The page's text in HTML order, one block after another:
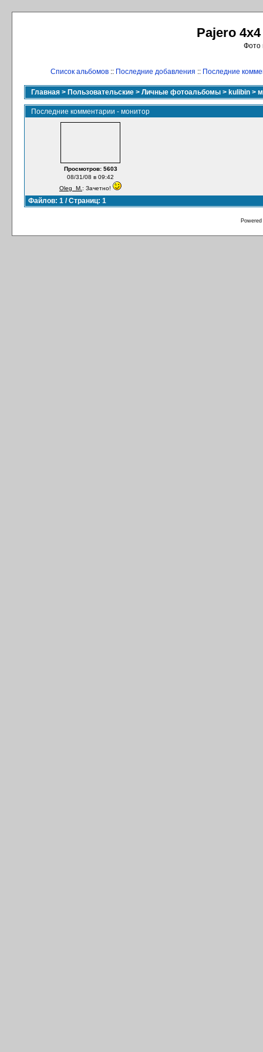
Pajero
Фото
Список альбомов :: Последние добавления :: Последние
Главная > Пользовательские > Личные фотоальбомы > kulibin >
Последние комментарии - монитор
Просмотров: 5603
08/31/08 в 09:42
Oleg_M. : Зачетно!
Файлов: 1 / Страниц: 1